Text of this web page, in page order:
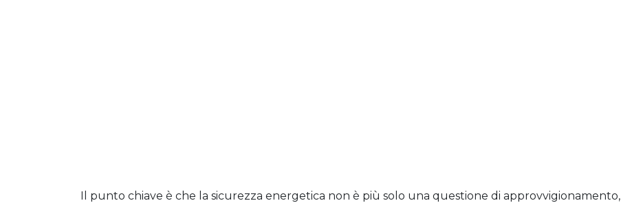
Il punto chiave è che la sicurezza energetica non è più solo una questione di approvvigionamento,